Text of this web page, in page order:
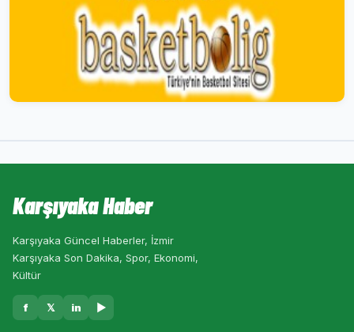
Karşıyaka Haber
Karşıyaka Güncel Haberler, İzmir
Karşıyaka Son Dakika, Spor, Ekonomi,
Kültür
f 𝕏 in ▶